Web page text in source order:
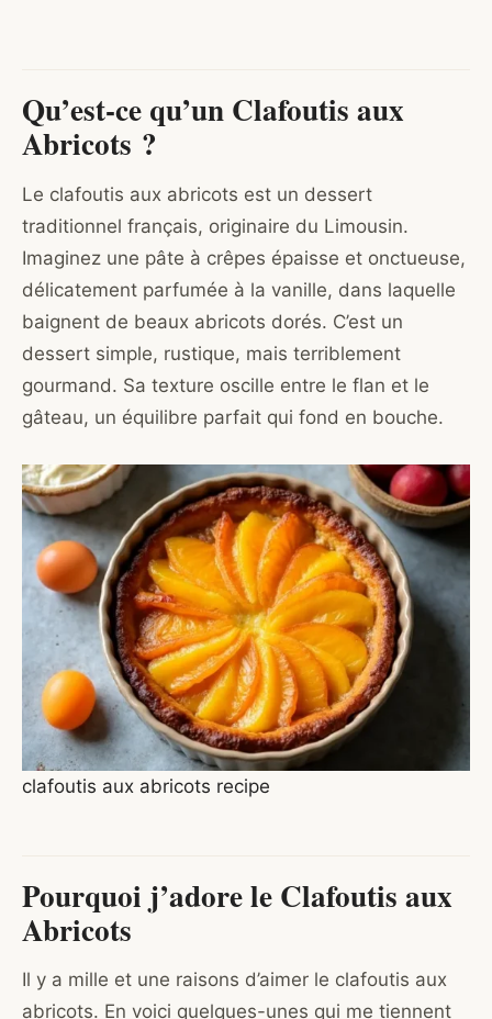
Qu’est-ce qu’un Clafoutis aux
Abricots ?
Le clafoutis aux abricots est un dessert
traditionnel français, originaire du Limousin.
Imaginez une pâte à crêpes épaisse et onctueuse,
délicatement parfumée à la vanille, dans laquelle
baignent de beaux abricots dorés. C’est un
dessert simple, rustique, mais terriblement
gourmand. Sa texture oscille entre le flan et le
gâteau, un équilibre parfait qui fond en bouche.
clafoutis aux abricots recipe
Pourquoi j’adore le Clafoutis aux
Abricots
Il y a mille et une raisons d’aimer le clafoutis aux
abricots. En voici quelques-unes qui me tiennent